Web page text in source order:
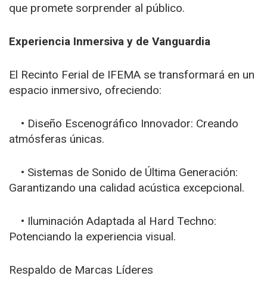
que promete sorprender al público.
Experiencia Inmersiva y de Vanguardia
El Recinto Ferial de IFEMA se transformará en un
espacio inmersivo, ofreciendo:
• Diseño Escenográfico Innovador: Creando
atmósferas únicas.
• Sistemas de Sonido de Última Generación:
Garantizando una calidad acústica excepcional.
• Iluminación Adaptada al Hard Techno:
Potenciando la experiencia visual.
Respaldo de Marcas Líderes